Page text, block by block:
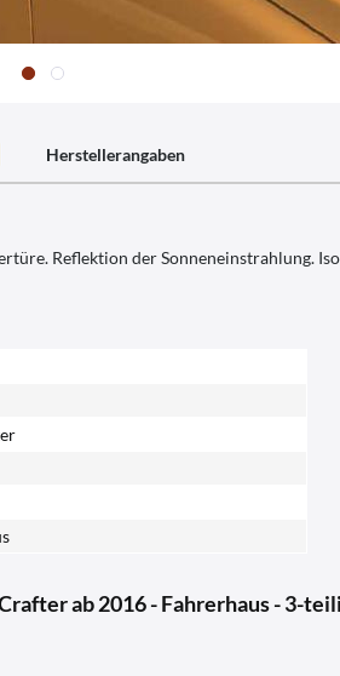
Herstellerangaben
Reflektion der Sonneneinstrahlung.
ab 2016 - Fahrerhaus - 3-